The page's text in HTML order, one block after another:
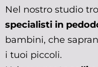
Nel nostro studio
specialisti in
bambini, che
i tuoi piccoli.